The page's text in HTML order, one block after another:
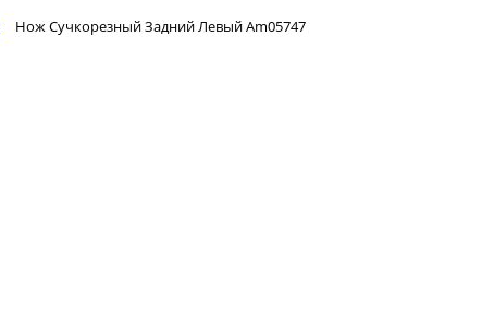
Нож Сучкорезный Задний Левый Am05747